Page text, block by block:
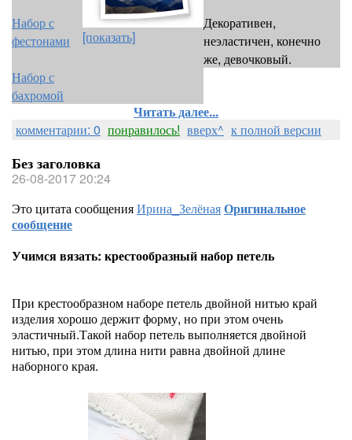
Набор с
фестонами
[показать]
Декоративен,
неэластичен, конечно
же, девочковый.
Набор с
бахромой
Читать далее...
комментарии: 0 понравилось! вверх^ к полной версии
Без заголовка
26-08-2017 20:24
Это цитата сообщенияИрина_ЗелёнаяОригинальное
сообщение
Учимся вязать: крестообразный набор петель
При крестообразном наборе петель двойной нитью край
изделия хорошо держит форму, но при этом очень
эластичный.Такой набор петель выполняется двойной
нитью, при этом длина нити равна двойной длине
наборного края.